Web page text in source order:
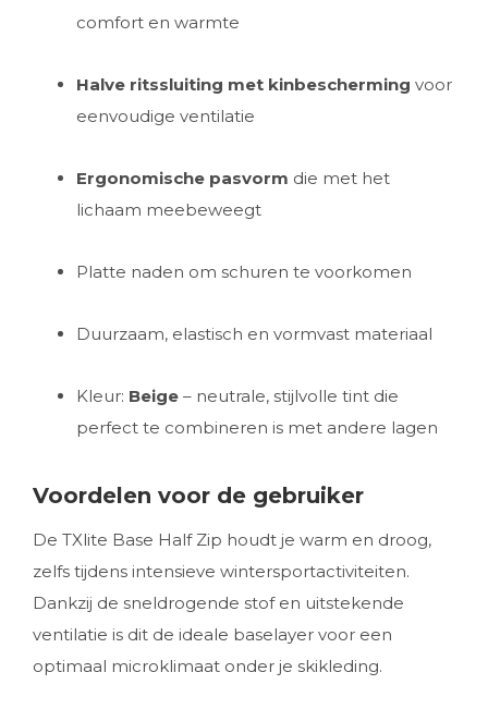
comfort en warmte
Halve ritssluiting met kinbescherming voor
eenvoudige ventilatie
Ergonomische pasvorm die met het
lichaam meebeweegt
Platte naden om schuren te voorkomen
Duurzaam, elastisch en vormvast materiaal
Kleur: Beige – neutrale, stijlvolle tint die
perfect te combineren is met andere lagen
Voordelen voor de gebruiker
De TXlite Base Half Zip houdt je warm en droog,
zelfs tijdens intensieve wintersportactiviteiten.
Dankzij de sneldrogende stof en uitstekende
ventilatie is dit de ideale baselayer voor een
optimaal microklimaat onder je skikleding.